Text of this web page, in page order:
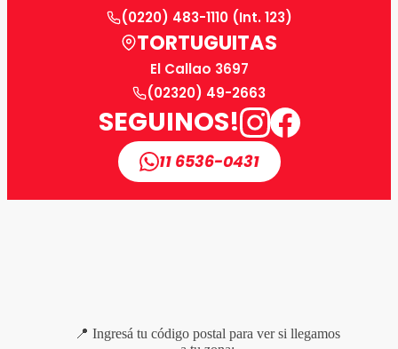
(0220) 483-1110 (Int. 123)
TORTUGUITAS
El Callao 3697
(02320) 49-2663
SEGUINOS!
11 6536-0431
📍 Ingresá tu código postal para ver si llegamos